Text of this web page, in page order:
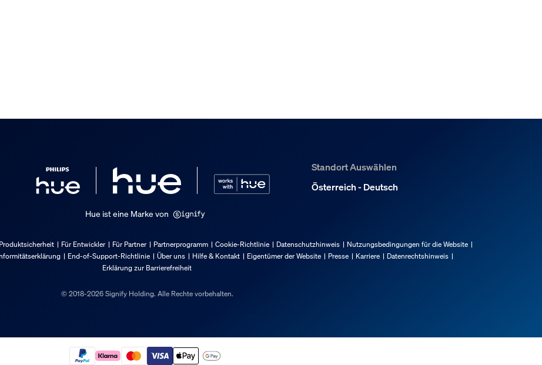
Standort Auswählen
Österreich - Deutsch
Hue ist eine Marke von
Produktsicherheit Für Entwickler Für Partner Partnerprogramm Cookie-Richtlinie Datenschutzhinweis
Nutzungsbedingungen für die Website
End-of-Support-Richtlinie Über uns Hilfe & Kontakt Eigentümer der Website Presse Karriere
Datenrechtshinweis
Erklärung zur Barrierefreiheit
© 2018-2026 Signify Holding. Alle Rechte vorbehalten.